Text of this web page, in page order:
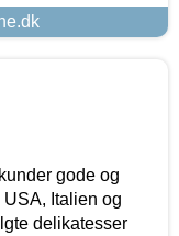
gode og
Italien og
delikatesser